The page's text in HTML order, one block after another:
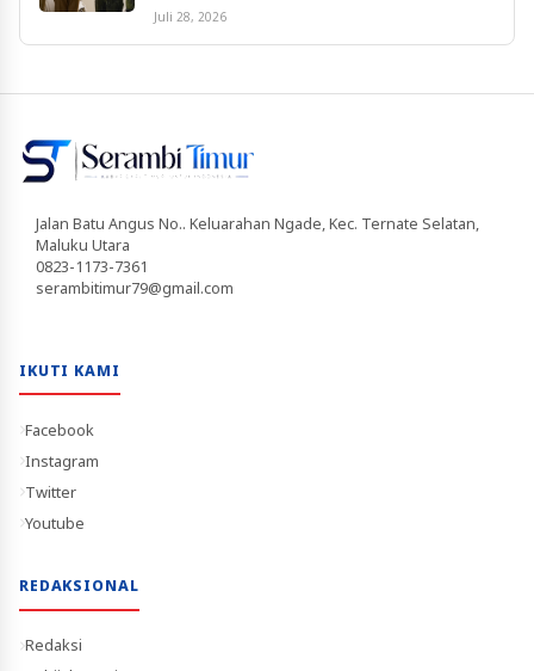
Juli 28, 2026
Jalan Batu Angus No.. Keluarahan Ngade, Kec. Ternate Selatan,
Maluku Utara
0823-1173-7361
serambitimur79@gmail.com
IKUTI KAMI
Facebook
Instagram
Twitter
Youtube
REDAKSIONAL
Redaksi